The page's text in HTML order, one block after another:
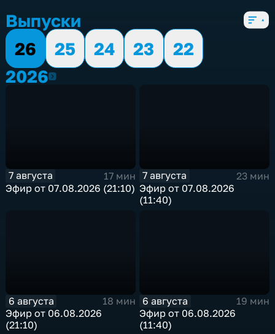
Выпуски
26
25 24 23
22
20262026
7 августа
17 мин
Эфир от 07.08.2026 (21:10)
7 августа
23 мин
Эфир от 07.08.2026
(11:40)
6 августа
18 мин
Эфир от 06.08.2026
(21:10)
6 августа
19 мин
Эфир от 06.08.2026
(11:40)